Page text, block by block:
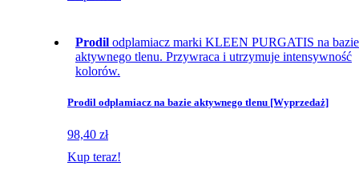
Prodil odplamiacz marki KLEEN PURGATIS na bazie
aktywnego tlenu. Przywraca i utrzymuje intensywność
kolorów.
Prodil odplamiacz na bazie aktywnego tlenu [Wyprzedaż]
98,40 zł
Kup teraz!